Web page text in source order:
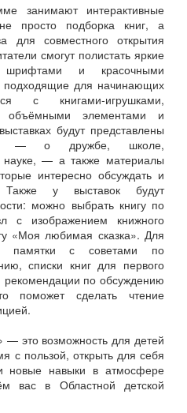
занимают интерактивные
просто подборка книг, а
для совместного открытия
смогут полистать яркие
и красочными
подходящие для начинающих
с книгами‑игрушками,
объёмными элементами и
будут представлены
— о дружбе, школе,
— а также материалы
интересно обсуждать и
Также у выставок будут
можно выбрать книгу по
с изображением книжного
«Моя любимая сказка». Для
памятки с советами по
списки книг для первого
рекомендации по обсуждению
поможет сделать чтение
— это возможность для детей
с пользой, открыть для себя
новые навыки в атмосфере
вас в Областной детской